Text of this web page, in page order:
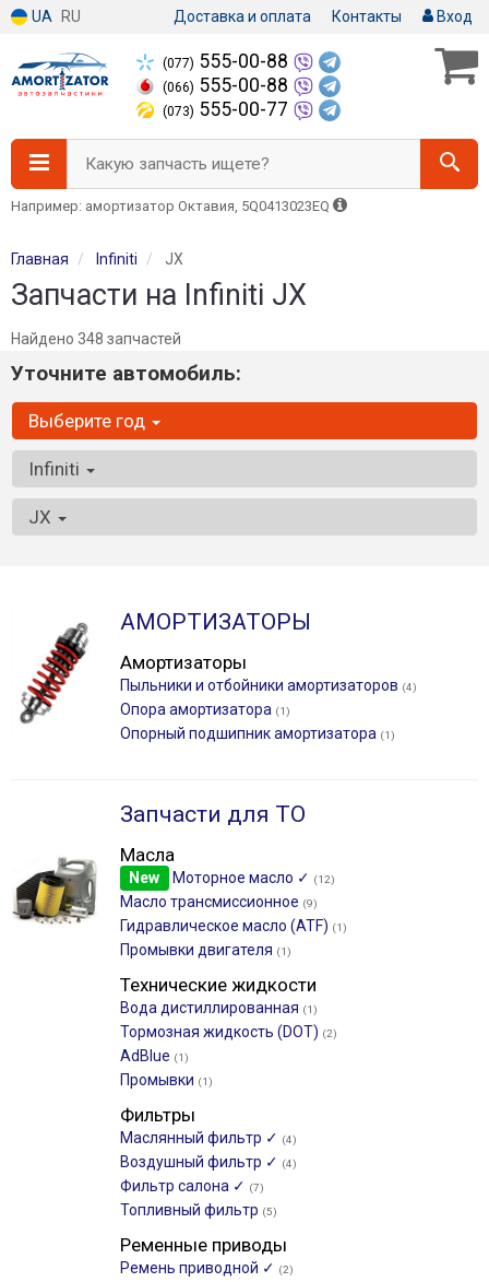
UA RU Доставка и оплата Контакты Вход
(077) 555-00-88
(066) 555-00-88
(073) 555-00-77
Какую запчасть ищете?
Например: амортизатор Октавия, 5Q0413023EQ
Главная Infiniti JX
Запчасти на Infiniti JX
Найдено 348 запчастей
Уточните автомобиль:
Выберите год
Infiniti
JX
АМОРТИЗАТОРЫ
Амортизаторы
Пыльники и отбойники амортизаторов (4)
Опора амортизатора (1)
Опорный подшипник амортизатора (1)
Запчасти для ТО
Масла
New Моторное масло ✓ (12)
Масло трансмиссионное (9)
Гидравлическое масло (ATF) (1)
Промывки двигателя (1)
Технические жидкости
Вода дистиллированная (1)
Тормозная жидкость (DOT) (2)
AdBlue (1)
Промывки (1)
Фильтры
Маслянный фильтр ✓ (4)
Воздушный фильтр ✓ (4)
Фильтр салона ✓ (7)
Топливный фильтр (5)
Ременные приводы
Ремень приводной ✓ (2)